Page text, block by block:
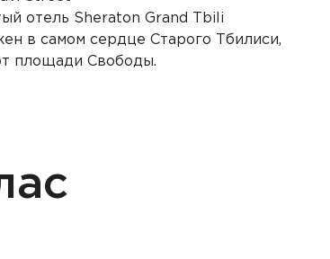
отель Sheraton Grand Tbili
в самом сердце Старого Тбилиси,
площади Свободы.